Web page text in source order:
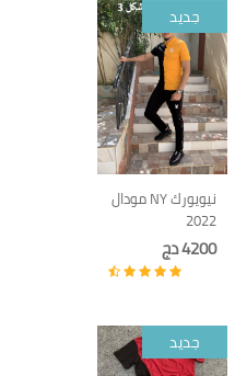
جديد
نيويورك NY مودال
2022
4200 دج
جديد